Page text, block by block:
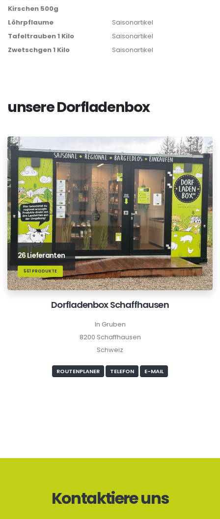
Kirschen 500g
Löhrpflaume
Saisonartikel
Tafeltrauben 1 Kilo
Saisonartikel
Zwetschgen 1 Kilo
Saisonartikel
unsere Dorfladenbox
26 Lieferanten
561 PRODUKTE
Dorfladenbox Schaffhausen
In Gruben
8200 Schaffhausen
Schweiz
ROUTENPLANER TELEFON E-MAIL
Kontaktiere uns